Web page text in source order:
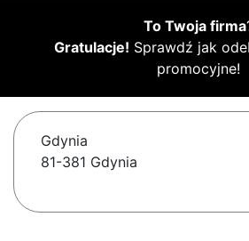
To Twoja firma
Gratulacje! Sprawdź jak
promocyjne!
Gdynia
81-381 Gdynia